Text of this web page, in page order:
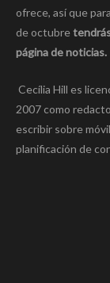
ofrece, así que
de octubre
página de noticias.
Cecília Hill es
2007 como
escribir sobre
planificación de